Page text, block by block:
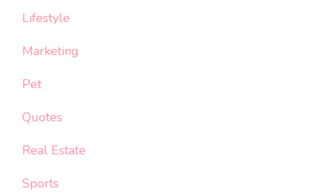
Lifestyle
Marketing
Pet
Quotes
Real Estate
Sports